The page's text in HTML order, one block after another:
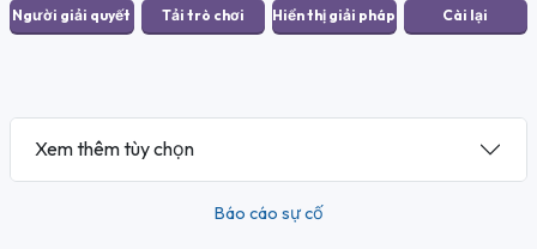
Xem thêm tùy chọn
Báo cáo sự cố